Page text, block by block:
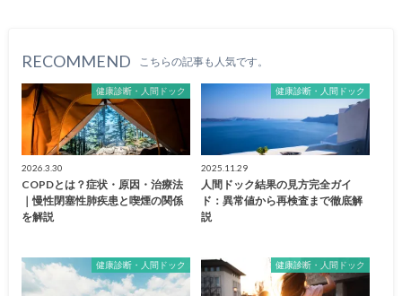
RECOMMEND こちらの記事も人気です。
健康診断・人間ドック
2026.3.30
COPDとは？症状・原因・治療法
｜慢性閉塞性肺疾患と喫煙の関係
を解説
健康診断・人間ドック
2025.11.29
人間ドック結果の見方完全ガイ
ド：異常値から再検査まで徹底解
説
健康診断・人間ドック 健康診断・人間ドック